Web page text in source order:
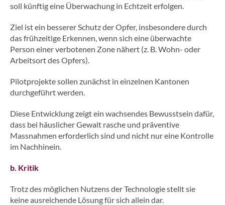
soll künftig eine Überwachung in Echtzeit erfolgen.
Ziel ist ein besserer Schutz der Opfer, insbesondere durch
das frühzeitige Erkennen, wenn sich eine überwachte
Person einer verbotenen Zone nähert (z. B. Wohn- oder
Arbeitsort des Opfers).
Pilotprojekte sollen zunächst in einzelnen Kantonen
durchgeführt werden.
Diese Entwicklung zeigt ein wachsendes Bewusstsein dafür,
dass bei häuslicher Gewalt rasche und präventive
Massnahmen erforderlich sind und nicht nur eine Kontrolle
im Nachhinein.
b. Kritik
Trotz des möglichen Nutzens der Technologie stellt sie
keine ausreichende Lösung für sich allein dar.